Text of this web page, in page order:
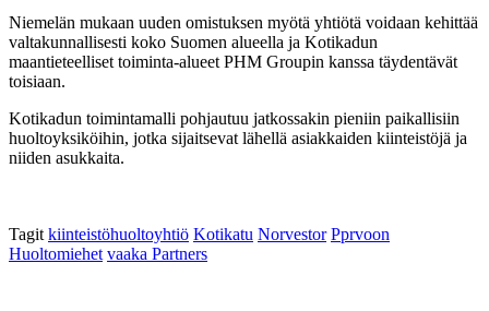
Niemelän mukaan uuden omistuksen myötä yhtiötä voidaan kehittää
valtakunnallisesti koko Suomen alueella ja Kotikadun
maantieteelliset toiminta-alueet PHM Groupin kanssa täydentävät
toisiaan.
Kotikadun toimintamalli pohjautuu jatkossakin pieniin paikallisiin
huoltoyksiköihin, jotka sijaitsevat lähellä asiakkaiden kiinteistöjä ja
niiden asukkaita.
Tagit kiinteistöhuoltoyhtiö Kotikatu Norvestor Pprvoon
Huoltomiehet vaaka Partners